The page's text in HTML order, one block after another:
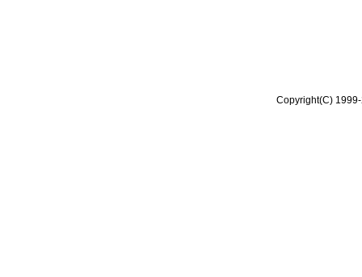
Copyright(C)